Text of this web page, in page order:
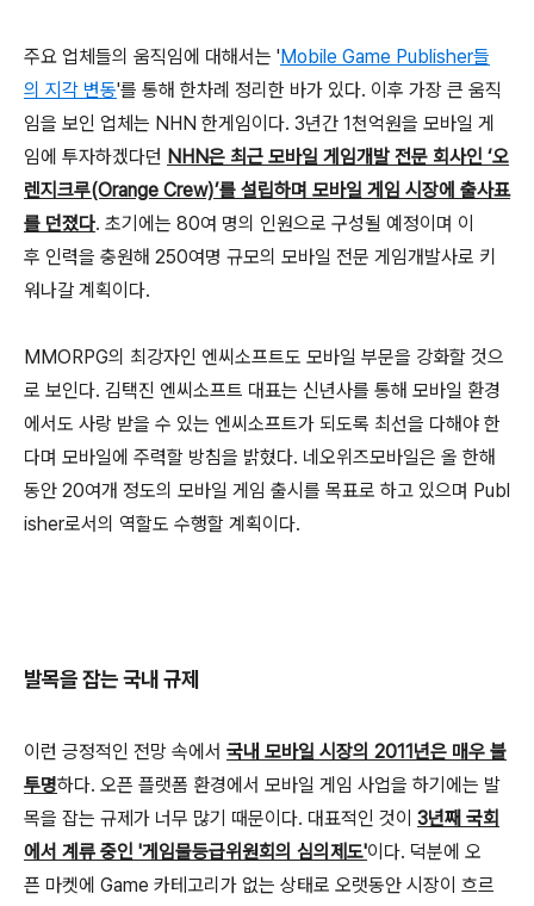
주요 업체들의 움직임에 대해서는 'Mobile Game Publisher들
의 지각 변동'를 통해 한차례 정리한 바가 있다. 이후 가장 큰 움직
임을 보인 업체는 NHN 한게임이다. 3년간 1천억원을 모바일 게
임에 투자하겠다던 NHN은 최근 모바일 게임개발 전문 회사인 ‘오
렌지크루(Orange Crew)’를 설립하며 모바일 게임 시장에 출사표
를 던졌다. 초기에는 80여 명의 인원으로 구성될 예정이며 이
후 인력을 충원해 250여명 규모의 모바일 전문 게임개발사로 키
워나갈 계획이다.
MMORPG의 최강자인 엔씨소프트도 모바일 부문을 강화할 것으
로 보인다. 김택진 엔씨소프트 대표는 신년사를 통해 모바일 환경
에서도 사랑 받을 수 있는 엔씨소프트가 되도록 최선을 다해야 한
다며 모바일에 주력할 방침을 밝혔다. 네오위즈모바일은 올 한해
동안 20여개 정도의 모바일 게임 출시를 목표로 하고 있으며 Publ
isher로서의 역할도 수행할 계획이다.
발목을 잡는 국내 규제
이런 긍정적인 전망 속에서 국내 모바일 시장의 2011년은 매우 불
투명하다. 오픈 플랫폼 환경에서 모바일 게임 사업을 하기에는 발
목을 잡는 규제가 너무 많기 때문이다. 대표적인 것이 3년째 국회
에서 계류 중인 '게임물등급위원회의 심의제도'이다. 덕분에 오
픈 마켓에 Game 카테고리가 없는 상태로 오랫동안 시장이 흐르